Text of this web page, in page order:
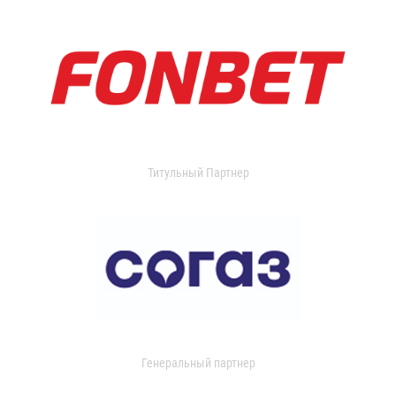
Титульный Партнер
Генеральный партнер